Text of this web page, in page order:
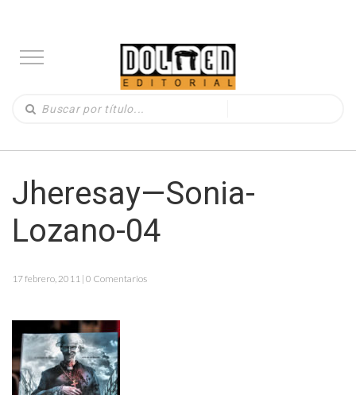
Jheresay—Sonia-
Lozano-04
17 febrero, 2011 | 0 Comentarios